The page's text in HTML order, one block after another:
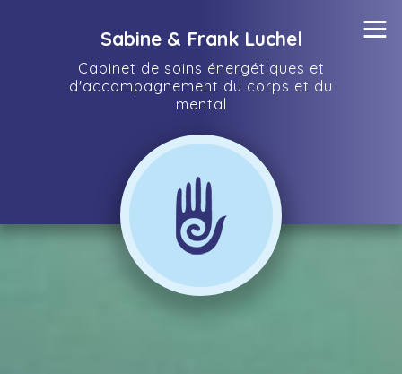
≡
Sabine & Frank Luchel
Cabinet de soins énergétiques et
d'accompagnement du corps et du
mental